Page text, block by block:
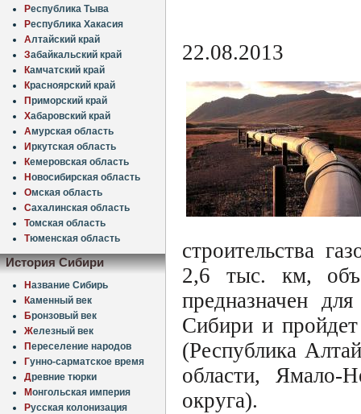
Республика Тыва
Республика Хакасия
Алтайский край
Забайкальский край
Камчатский край
Красноярский край
Приморский край
Хабаровский край
Амурская область
Иркутская область
Кемеровская область
Новосибирская область
Омская область
Сахалинская область
Томская область
Тюменская область
История Сибири
Название Сибирь
Каменный век
Бронзовый век
Железный век
Переселение народов
Гунно-сарматское время
Древние тюрки
Монгольская империя
Русская колонизация
22.08.2013
строительства
2,6 тыс. км,
предназначен
Сибири и
(Республика
области, Ямало-
округа).